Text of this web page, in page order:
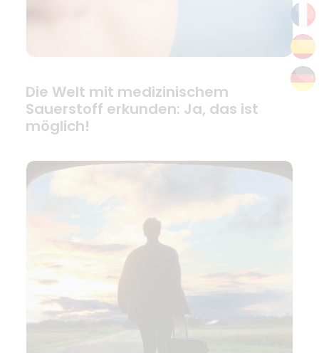
Die Welt mit medizinischem
Sauerstoff erkunden: Ja, das ist
möglich!